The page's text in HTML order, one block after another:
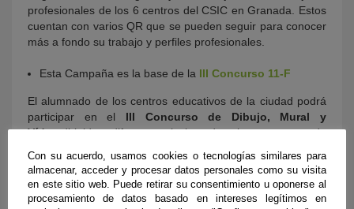
profesionales de los 6 centros del CSIC en Granada. Estos
cuentan con varios QR que se pueden seguir para conocer
más a fondo su trabajo y perfiles profesionales.
Esta Campaña es la base de la III Concurso 11-F
El alumnado de los centros educativos de la ciudad podrá
participar en el III Concurso de Dibujo, Mural y
Vídeodirigido a diferentes niveles educativos, presentando
científicas de los centros del Consejo Superior de
Investigaciones Científicas en Granada optando a recibir
uno de los 6 premios que se otorgarán.
Con su acuerdo, usamos cookies o tecnologías similares para
almacenar, acceder y procesar datos personales como su visita
en este sitio web. Puede retirar su consentimiento u oponerse al
procesamiento de datos basado en intereses legítimos en